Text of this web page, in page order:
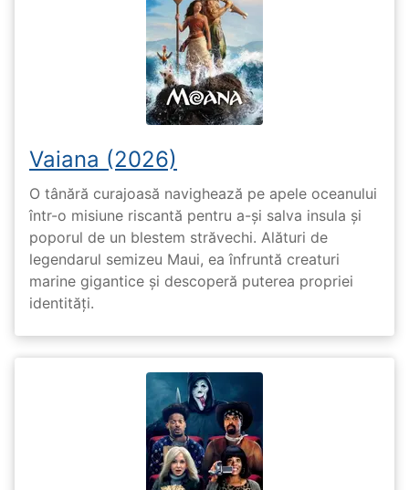
Vaiana (2026)
O tânără curajoasă navighează pe apele oceanului
într-o misiune riscantă pentru a-și salva insula și
poporul de un blestem străvechi. Alături de
legendarul semizeu Maui, ea înfruntă creaturi
marine gigantice și descoperă puterea propriei
identități.